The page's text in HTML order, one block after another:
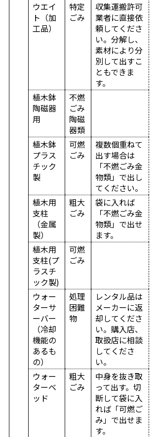
ウエイ
ト（加
工品）
特定
ごみ
収集運搬許可
業者に直接依
頼してくださ
い。分解し、
素材により分
別して出すこ
ともできま
す。
植木鉢
陶磁器
用
不燃
ごみ
陶磁
器類
植木鉢
プラス
チック
製
可燃
ごみ
複数個重ねて
出す場合は
「不燃ごみ金
物類」で出し
てください。
植木用
支柱
（金属
製）
粗大
ごみ
袋に入れば
「不燃ごみ金
物類」で出せ
ます。
植木用
支柱(プ
ラスチ
ック製)
可燃
ごみ
ウォー
ターサ
ーバー
（冷却
機能の
あるも
の）
処理
困難
物
レンタル品は
メーカーに返
却してくださ
い。購入店、
取扱店に相談
してくださ
い。
ウォー
ターベ
ッド
粗大
ごみ
中身を抜き取
って出す。切
断して袋に入
れば「可燃ご
み」で出せま
す。